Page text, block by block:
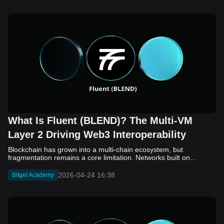
What Is Fluent (BLEND)? The Multi-VM
Layer 2 Driving Web3 Interoperability
Blockchain has grown into a multi-chain ecosystem, but
fragmentation remains a core limitation. Networks built on
struggle to communicate efficiently. While bridges and cross-
chain solutions have improved connectivity, they often introduce
approach. Instead of connecting separate chains, it aims to unify
Bitget Academy 2026-04-24 16:38